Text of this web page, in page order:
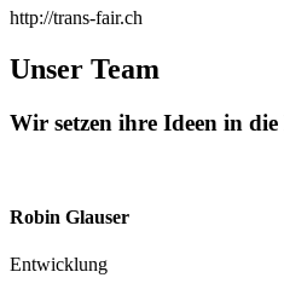
http://trans-fair.ch
Unser Team
Wir setzen ihre Ideen in
Robin Glauser
Entwicklung